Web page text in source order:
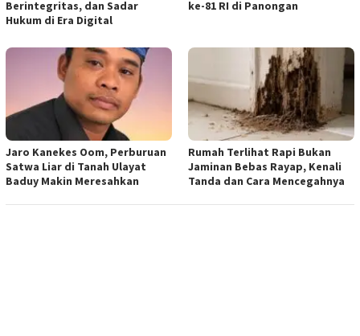
Berintegritas, dan Sadar
Hukum di Era Digital
ke-81 RI di Panongan
Jaro Kanekes Oom, Perburuan
Satwa Liar di Tanah Ulayat
Baduy Makin Meresahkan
Rumah Terlihat Rapi Bukan
Jaminan Bebas Rayap, Kenali
Tanda dan Cara Mencegahnya